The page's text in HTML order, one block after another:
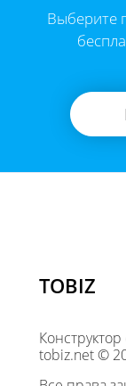
Выберите
TOBIZ
tobiz.net ©